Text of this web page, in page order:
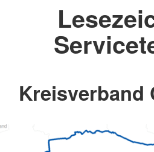
Kreisverband